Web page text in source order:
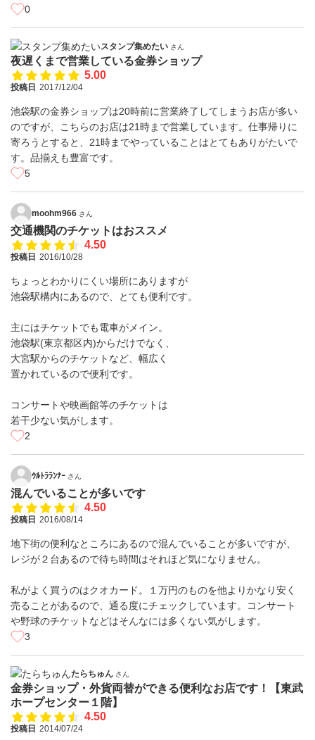
0
スタンプ集めたい さん
夜遅くまで営業している金券ショップ
5.00
投稿日 2017/12/04
池袋駅の金券ショップは20時前に営業終了してしまうお店が多い
のですが、こちらのお店は21時まで営業しています。仕事帰りに
寄ろうとすると、21時までやっていることはとてもありがたいで
す。品揃えも豊富です。
5
moohm966 さん
交通機関のチケットはおススメ
4.50
投稿日 2016/10/28
ちょっとわかりにくい場所にありますが
池袋駅構内にあるので、とても便利です。
主にはチケットでも電車がメイン。
池袋駅(東京都区内)からだけでなく、
大宮駅からのチケットなど、幅広く
置かれているので便利です。
コンサートや映画館等のチケットは
若干少ない気がします。
2
ｳﾙﾄﾗﾗﾝﾅｰ さん
混んでいることが多いです
4.50
投稿日 2016/08/14
地下街の便利なところにあるので混んでいることが多いですが、
レジが２台あるので待ち時間はそれほど気になりません。
私がよく買うのはクオカード。１万円のものを他よりかなり安く
売ることがあるので、通る度にチェックしています。コンサート
や野球のチケットなどはそんなには多くない気がします。
3
たらちゅん さん
金券ショップ・外貨両替ができる便利なお店です！【東武
ホープセンター１階】
4.50
投稿日 2014/07/24